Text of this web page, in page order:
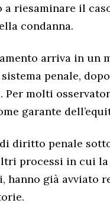
a riesaminare il
condanna.
arriva in un
penale,
molti
garante
diritto penale
processi in cui
hanno già avviato